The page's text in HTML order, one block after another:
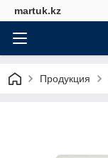
martuk.kz
Продукция